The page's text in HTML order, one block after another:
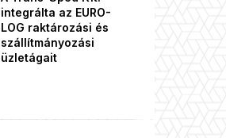
integrálta az EURO-
LOG raktározási és
szállítmányozási
üzletágait